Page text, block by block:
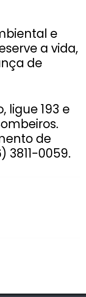
e
a vida,
de
ligue 193 e
de
3811-0059.